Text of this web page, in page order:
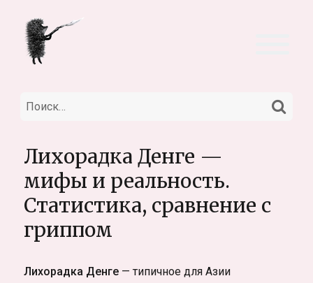
Искать:
Лихорадка Денге —
мифы и реальность.
Статистика, сравнение с
гриппом
Лихорадка Денге — типичное для Азии